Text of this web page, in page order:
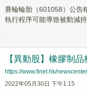
賽輪輪胎（601058）公告
執行程序可能導致被動減
【異動股】橡膠制
https://www.finet.hk/
2022年05月30日 下午1:15